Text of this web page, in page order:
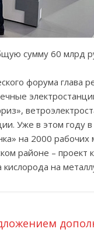
сумму 60 млрд
форума глава
Уже в этом году в
на 2000 рабочих
районе – проект
на